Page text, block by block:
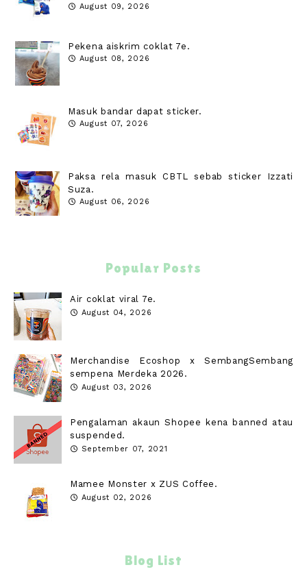
August 09, 2026
Pekena aiskrim coklat 7e.
August 08, 2026
Masuk bandar dapat sticker.
August 07, 2026
Paksa rela masuk CBTL sebab sticker Izzati
Suza.
August 06, 2026
Popular Posts
Air coklat viral 7e.
August 04, 2026
Merchandise Ecoshop x SembangSembang
sempena Merdeka 2026.
August 03, 2026
Pengalaman akaun Shopee kena banned atau
suspended.
September 07, 2021
Mamee Monster x ZUS Coffee.
August 02, 2026
Blog List